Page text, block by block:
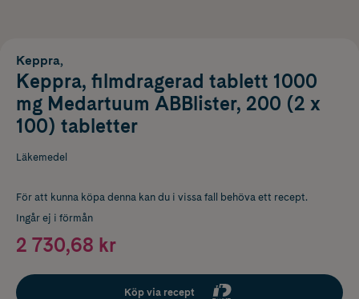
Keppra,
Keppra, filmdragerad tablett 1000
mg Medartuum ABBlister, 200 (2 x
100) tabletter
Läkemedel
För att kunna köpa denna kan du i vissa fall behöva ett recept.
Ingår ej i förmån
2 730,68 kr
Köp via recept